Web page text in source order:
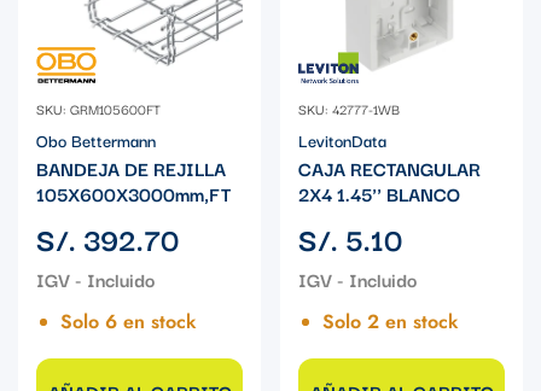
SKU: GRM105600FT
Obo Bettermann
BANDEJA DE REJILLA
105X600X3000mm,FT
Precio
regular
S/. 392.70
Solo 6 en stock
SKU: 42777-1WB
LevitonData
CAJA RECTANGULAR
2X4 1.45'' BLANCO
Precio
regular
S/. 5.10
Solo 2 en stock